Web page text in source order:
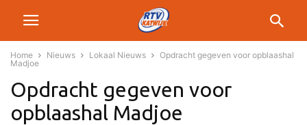
Home Nieuws Lokaal Nieuws
Opdracht gegeven voor opblaashal
Madjoe
Opdracht gegeven voor
opblaashal Madjoe